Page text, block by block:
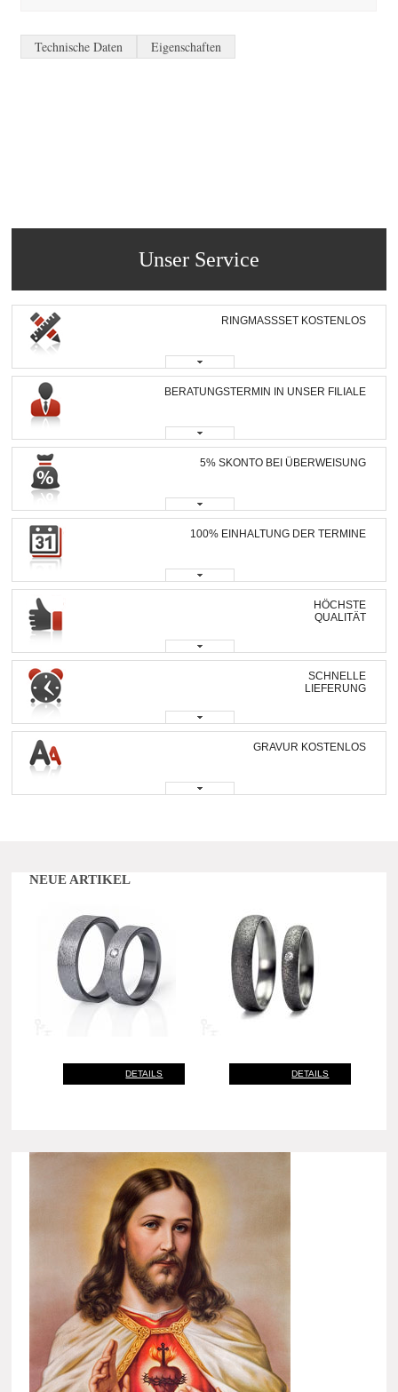
Technische Daten Eigenschaften
Unser Service
RINGMASSSET KOSTENLOS
BERATUNGSTERMIN IN UNSER FILIALE
5% SKONTO BEI ÜBERWEISUNG
100% EINHALTUNG DER TERMINE
HÖCHSTE
QUALITÄT
SCHNELLE
LIEFERUNG
GRAVUR KOSTENLOS
NEUE ARTIKEL
DETAILS DETAILS